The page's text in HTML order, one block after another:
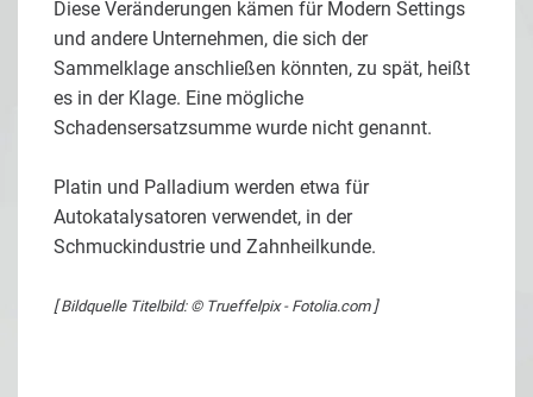
Diese Veränderungen kämen für Modern Settings
und andere Unternehmen, die sich der
Sammelklage anschließen könnten, zu spät, heißt
es in der Klage. Eine mögliche
Schadensersatzsumme wurde nicht genannt.
Platin und Palladium werden etwa für
Autokatalysatoren verwendet, in der
Schmuckindustrie und Zahnheilkunde.
[ Bildquelle Titelbild: © Trueffelpix - Fotolia.com ]